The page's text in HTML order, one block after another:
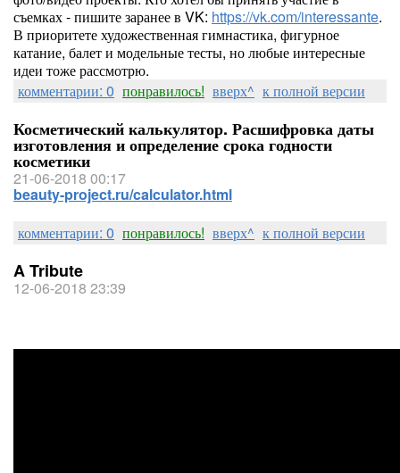
съемках - пишите заранее в VK: https://vk.com/interessante.
В приоритете художественная гимнастика, фигурное
катание, балет и модельные тесты, но любые интересные
идеи тоже рассмотрю.
комментарии: 0 понравилось! вверх^ к полной версии
Косметический калькулятор. Расшифровка даты
изготовления и определение срока годности
косметики
21-06-2018 00:17
beauty-project.ru/calculator.html
комментарии: 0 понравилось! вверх^ к полной версии
A Tribute
12-06-2018 23:39